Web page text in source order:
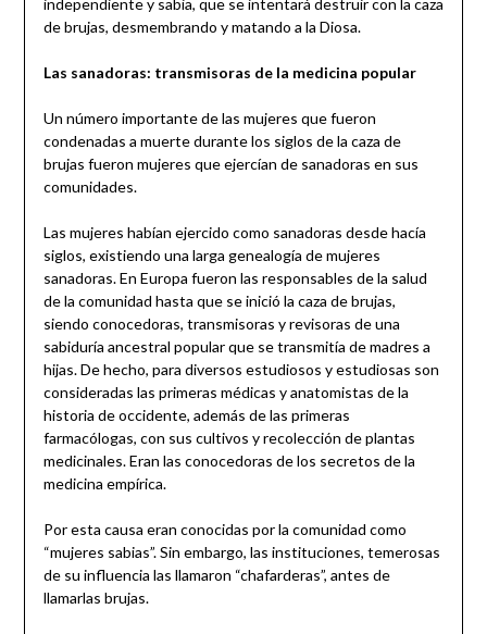
de brujas, desmembrando y matando a la Diosa.
Las sanadoras: transmisoras de la medicina popular
Un número importante de las mujeres que fueron
condenadas a muerte durante los siglos de la caza de
brujas fueron mujeres que ejercían de sanadoras en sus
comunidades.
Las mujeres habían ejercido como sanadoras desde hacía
siglos, existiendo una larga genealogía de mujeres
sanadoras. En Europa fueron las responsables de la salud
de la comunidad hasta que se inició la caza de brujas,
siendo conocedoras, transmisoras y revisoras de una
sabiduría ancestral popular que se transmitía de madres a
hijas. De hecho, para diversos estudiosos y estudiosas son
consideradas las primeras médicas y anatomistas de la
historia de occidente, además de las primeras
farmacólogas, con sus cultivos y recolección de plantas
medicinales. Eran las conocedoras de los secretos de la
medicina empírica.
Por esta causa eran conocidas por la comunidad como
“mujeres sabias”. Sin embargo, las instituciones, temerosas
de su influencia las llamaron “chafarderas”, antes de
llamarlas brujas.